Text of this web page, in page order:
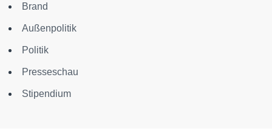
Brand
Außenpolitik
Politik
Presseschau
Stipendium